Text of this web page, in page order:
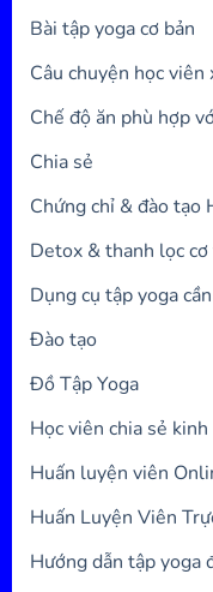
Bài tập yoga cơ bản
Câu chuyện học viên
Chế độ ăn phù hợp
Chia sẻ
Chứng chỉ & đào tạo
Detox & thanh lọc
Dụng cụ tập yoga
Đào tạo
Đồ Tập Yoga
Học viên chia sẻ
Huấn luyện viên
Huấn Luyện Viên
Hướng dẫn tập yoga